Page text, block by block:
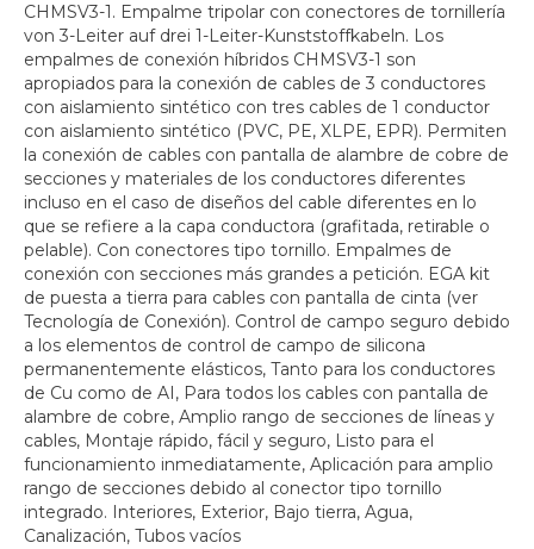
CHMSV3-1. Empalme tripolar con conectores de tornillería
von 3-Leiter auf drei 1-Leiter-Kunststoffkabeln. Los
empalmes de conexión híbridos CHMSV3-1 son
apropiados para la conexión de cables de 3 conductores
con aislamiento sintético con tres cables de 1 conductor
con aislamiento sintético (PVC, PE, XLPE, EPR). Permiten
la conexión de cables con pantalla de alambre de cobre de
secciones y materiales de los conductores diferentes
incluso en el caso de diseños del cable diferentes en lo
que se refiere a la capa conductora (grafitada, retirable o
pelable). Con conectores tipo tornillo. Empalmes de
conexión con secciones más grandes a petición. EGA kit
de puesta a tierra para cables con pantalla de cinta (ver
Tecnología de Conexión). Control de campo seguro debido
a los elementos de control de campo de silicona
permanentemente elásticos, Tanto para los conductores
de Cu como de AI, Para todos los cables con pantalla de
alambre de cobre, Amplio rango de secciones de líneas y
cables, Montaje rápido, fácil y seguro, Listo para el
funcionamiento inmediatamente, Aplicación para amplio
rango de secciones debido al conector tipo tornillo
integrado. Interiores, Exterior, Bajo tierra, Agua,
Canalización, Tubos vacíos